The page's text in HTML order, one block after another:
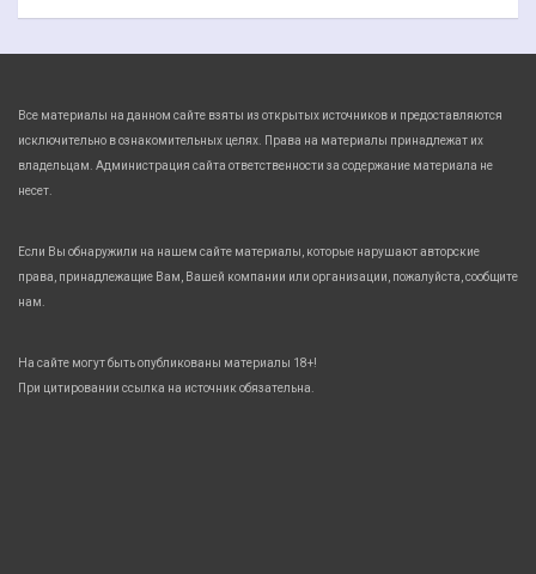
Все материалы на данном сайте взяты из открытых источников и предоставляются
исключительно в ознакомительных целях. Права на материалы принадлежат их
владельцам. Администрация сайта ответственности за содержание материала не
несет.
Если Вы обнаружили на нашем сайте материалы, которые нарушают авторские
права, принадлежащие Вам, Вашей компании или организации, пожалуйста, сообщите
нам.
На сайте могут быть опубликованы материалы 18+!
При цитировании ссылка на источник обязательна.